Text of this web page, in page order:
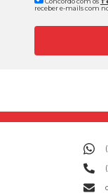
receber e-mails com